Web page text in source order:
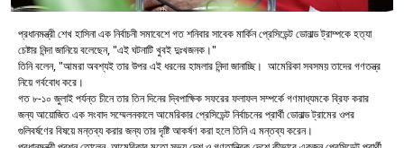
প্রধানমন্ত্রী শেখ হাসিনা এক নির্বাচনী সমাবেশে গত শনিবার সাবেক মার্কিন প্রেসিডেন্ট ডোনাল্ড ট্রাম্পকে হত্যা
চেষ্টার নিন্দা জানিয়ে বলেছেন, "এই ঘটনাটি খুবই দুঃখজনক।"
তিনি বলেন, "আমরা অবশ্যই তার উপর এই ধরনের হামলার নিন্দা জানাচ্ছি। আমেরিকা সবসময় তাদের গণতন্ত্র
নিয়ে গর্ববোধ করে।
গত ৮-১০ জুলাই পর্যন্ত চীনে তার তিন দিনের দ্বিপাক্ষিক সফরের ফলাফল সম্পর্কে গণমাধ্যমকে ব্রিফ করার
জন্য আয়োজিত এক সংবাদ সম্মেলনকালে আমেরিকার প্রেসিডেন্ট নির্বাচনের প্রার্থী ডোনাল্ড ট্রামের ওপর
গুলিবর্ষণের বিষয়ে মন্তব্য করার জন্য তার দৃষ্টি আকর্ষণ করা হলে তিনি এ মন্তব্য করেন।